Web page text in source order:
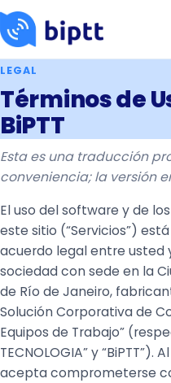
LEGAL
Términos de
BiPTT
Esta es una traducción
conveniencia; la versión
El uso del software y de
este sitio (“Servicios”)
acuerdo legal entre usted
sociedad con sede en la
de Río de Janeiro,
Solución Corporativa de
Equipos de Trabajo”
TECNOLOGIA” y “BiPTT”).
acepta comprometerse